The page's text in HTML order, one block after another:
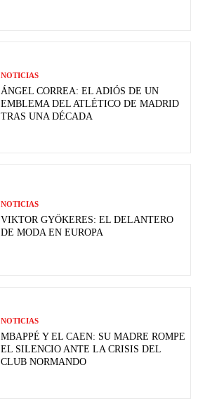
NOTICIAS
ÁNGEL CORREA: EL ADIÓS DE UN
EMBLEMA DEL ATLÉTICO DE MADRID
TRAS UNA DÉCADA
NOTICIAS
VIKTOR GYÖKERES: EL DELANTERO
DE MODA EN EUROPA
NOTICIAS
MBAPPÉ Y EL CAEN: SU MADRE ROMPE
EL SILENCIO ANTE LA CRISIS DEL
CLUB NORMANDO